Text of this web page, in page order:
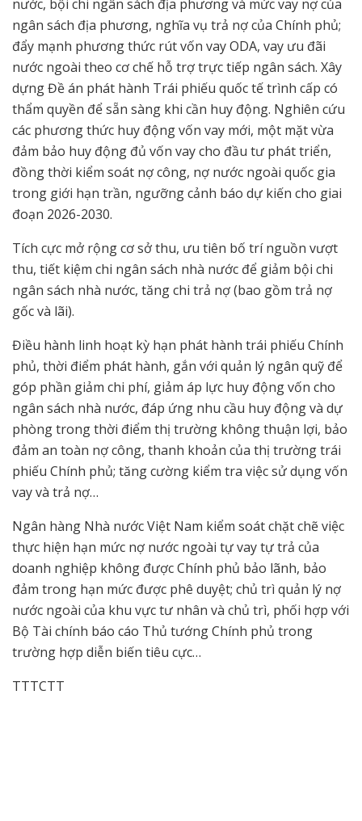
nước, bội chi ngân sách địa phương và mức vay nợ của
ngân sách địa phương, nghĩa vụ trả nợ của Chính phủ;
đẩy mạnh phương thức rút vốn vay ODA, vay ưu đãi
nước ngoài theo cơ chế hỗ trợ trực tiếp ngân sách. Xây
dựng Đề án phát hành Trái phiếu quốc tế trình cấp có
thẩm quyền để sẵn sàng khi cần huy động. Nghiên cứu
các phương thức huy động vốn vay mới, một mặt vừa
đảm bảo huy động đủ vốn vay cho đầu tư phát triển,
đồng thời kiểm soát nợ công, nợ nước ngoài quốc gia
trong giới hạn trần, ngưỡng cảnh báo dự kiến cho giai
đoạn 2026-2030.
Tích cực mở rộng cơ sở thu, ưu tiên bố trí nguồn vượt
thu, tiết kiệm chi ngân sách nhà nước để giảm bội chi
ngân sách nhà nước, tăng chi trả nợ (bao gồm trả nợ
gốc và lãi).
Điều hành linh hoạt kỳ hạn phát hành trái phiếu Chính
phủ, thời điểm phát hành, gắn với quản lý ngân quỹ để
góp phần giảm chi phí, giảm áp lực huy động vốn cho
ngân sách nhà nước, đáp ứng nhu cầu huy động và dự
phòng trong thời điểm thị trường không thuận lợi, bảo
đảm an toàn nợ công, thanh khoản của thị trường trái
phiếu Chính phủ; tăng cường kiểm tra việc sử dụng vốn
vay và trả nợ…
Ngân hàng Nhà nước Việt Nam kiểm soát chặt chẽ việc
thực hiện hạn mức nợ nước ngoài tự vay tự trả của
doanh nghiệp không được Chính phủ bảo lãnh, bảo
đảm trong hạn mức được phê duyệt; chủ trì quản lý nợ
nước ngoài của khu vực tư nhân và chủ trì, phối hợp với
Bộ Tài chính báo cáo Thủ tướng Chính phủ trong
trường hợp diễn biến tiêu cực…
TTTCTT